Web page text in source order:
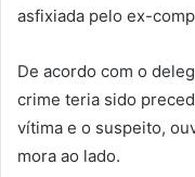
asfixiada pelo ex-
De acordo com o
crime teria sido
vítima e o suspeito,
mora ao lado.